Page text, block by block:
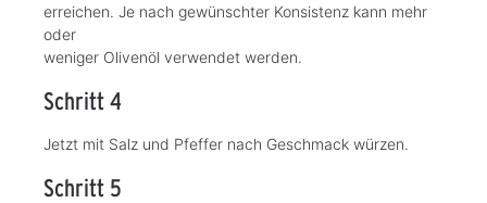
erreichen. Je nach gewünschter Konsistenz kann mehr
oder
weniger Olivenöl verwendet werden.
Schritt 4
Jetzt mit Salz und Pfeffer nach Geschmack würzen.
Schritt 5